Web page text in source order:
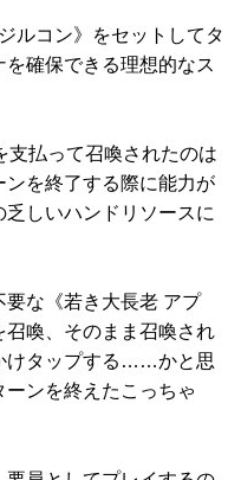
ルコン》
をセットしてタ
確保できる理想的なス
払って召喚されたのは
ンを終了する際に能力が
しいハンドリソースに
要な 《若き大長老 アプ
召喚、そのまま召喚され
けタップする……かと思
ンを終えたこっちゃ